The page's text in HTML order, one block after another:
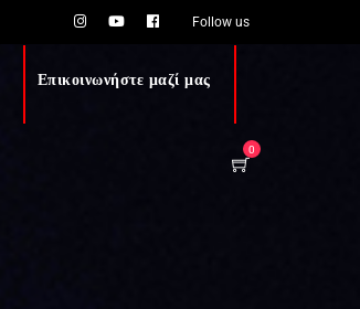
Follow us
Επικοινωνήστε μαζί μας
0